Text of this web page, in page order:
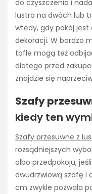
do czyszczenia i
lustro na dwóch lub
wtedy, gdy pokój jest
dekoracji. W bardzo
tafle mogą też
dlatego przed
znajdzie się
Szafy
kiedy ten
Szafy przesuwne z
rozsądniejszych
albo przedpokoju,
dwudrzwiową szafę i
cm zwykle pozwala